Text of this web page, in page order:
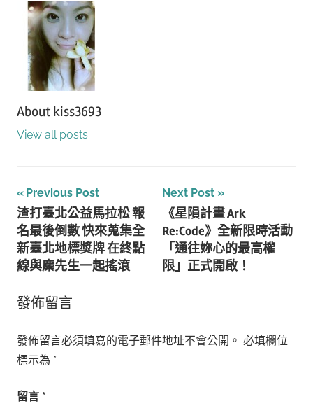
About kiss3693
View all posts
文
章
導
覽
Previous Post
渣打臺北公益馬拉松 報
名最後倒數 快來蒐集全
新臺北地標獎牌 在終點
線與麋先生一起搖滾
Next Post
《星隕計畫 Ark
Re:Code》全新限時活動
「通往妳心的最高權
限」正式開啟！
發佈留言
發佈留言必須填寫的電子郵件地址不會公開。 必填欄位
標示為 *
留言 *